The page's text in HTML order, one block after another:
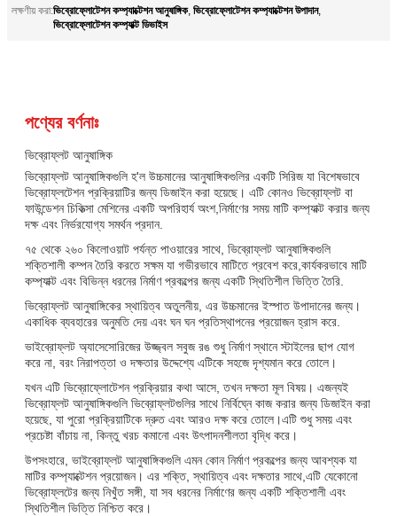
লক্ষণীয় করা:ভিব্রোফ্লোটেশন কম্প্যাক্টেশন আনুষাঙ্গিক, ভিব্রোফ্লোটেশন কম্প্যাক্টেশন উপাদান,
ভিব্রোফ্লোটেশন কম্প্যাক্ট ডিভাইস
পণ্যের বর্ণনাঃ
ভিব্রোফ্লট আনুষাঙ্গিক
ভিব্রোফ্লট আনুষাঙ্গিকগুলি হ'ল উচ্চমানের আনুষাঙ্গিকগুলির একটি সিরিজ যা বিশেষভাবে
ভিব্রোফ্লটেশন প্রক্রিয়াটির জন্য ডিজাইন করা হয়েছে। এটি কোনও ভিব্রোফ্লট বা
ফাউন্ডেশন চিকিত্সা মেশিনের একটি অপরিহার্য অংশ,নির্মাণের সময় মাটি কম্প্যাক্ট করার জন্য
দক্ষ এবং নির্ভরযোগ্য সমর্থন প্রদান.
৭৫ থেকে ২৬০ কিলোওয়াট পর্যন্ত পাওয়ারের সাথে, ভিব্রোফ্লট আনুষাঙ্গিকগুলি
শক্তিশালী কম্পন তৈরি করতে সক্ষম যা গভীরভাবে মাটিতে প্রবেশ করে,কার্যকরভাবে মাটি
কম্প্যাক্ট এবং বিভিন্ন ধরনের নির্মাণ প্রকল্পের জন্য একটি স্থিতিশীল ভিত্তি তৈরি.
ভিব্রোফ্লট আনুষাঙ্গিকের স্থায়িত্ব অতুলনীয়, এর উচ্চমানের ইস্পাত উপাদানের জন্য।
একাধিক ব্যবহারের অনুমতি দেয় এবং ঘন ঘন প্রতিস্থাপনের প্রয়োজন হ্রাস করে.
ভাইব্রোফ্লট অ্যাসেসোরিজের উজ্জ্বল সবুজ রঙ শুধু নির্মাণ স্থানে স্টাইলের ছাপ যোগ
করে না, বরং নিরাপত্তা ও দক্ষতার উদ্দেশ্যে এটিকে সহজে দৃশ্যমান করে তোলে।
যখন এটি ভিব্রোফ্লোটেশন প্রক্রিয়ার কথা আসে, তখন দক্ষতা মূল বিষয়। এজন্যই
ভিব্রোফ্লট আনুষাঙ্গিকগুলি ভিব্রোফ্লটগুলির সাথে নির্বিঘ্নে কাজ করার জন্য ডিজাইন করা
হয়েছে, যা পুরো প্রক্রিয়াটিকে দ্রুত এবং আরও দক্ষ করে তোলে।এটি শুধু সময় এবং
প্রচেষ্টা বাঁচায় না, কিন্তু খরচ কমানো এবং উৎপাদনশীলতা বৃদ্ধি করে।
উপসংহারে, ভাইব্রোফ্লট আনুষাঙ্গিকগুলি এমন কোন নির্মাণ প্রকল্পের জন্য আবশ্যক যা
মাটির কম্প্যাক্টেশন প্রয়োজন। এর শক্তি, স্থায়িত্ব এবং দক্ষতার সাথে,এটি যেকোনো
ভিব্রোফ্লটের জন্য নিখুঁত সঙ্গী, যা সব ধরনের নির্মাণের জন্য একটি শক্তিশালী এবং
স্থিতিশীল ভিত্তি নিশ্চিত করে।